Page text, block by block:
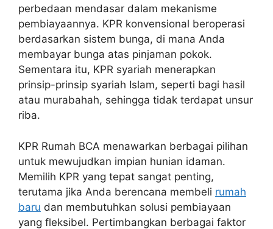
perbedaan mendasar dalam mekanisme
pembiayaannya. KPR konvensional beroperasi
berdasarkan sistem bunga, di mana Anda
membayar bunga atas pinjaman pokok.
Sementara itu, KPR syariah menerapkan
prinsip-prinsip syariah Islam, seperti bagi hasil
atau murabahah, sehingga tidak terdapat unsur
riba.
KPR Rumah BCA menawarkan berbagai pilihan
untuk mewujudkan impian hunian idaman.
Memilih KPR yang tepat sangat penting,
terutama jika Anda berencana membeli rumah
baru dan membutuhkan solusi pembiayaan
yang fleksibel. Pertimbangkan berbagai faktor